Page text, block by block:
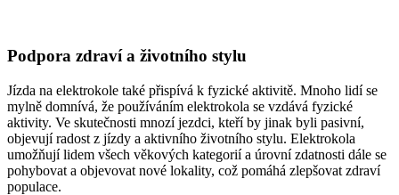
Podpora zdraví a životního stylu
Jízda na elektrokole také přispívá k fyzické aktivitě. Mnoho lidí se
mylně domnívá, že používáním elektrokola se vzdává fyzické
aktivity. Ve skutečnosti mnozí jezdci, kteří by jinak byli pasivní,
objevují radost z jízdy a aktivního životního stylu. Elektrokola
umožňují lidem všech věkových kategorií a úrovní zdatnosti dále se
pohybovat a objevovat nové lokality, což pomáhá zlepšovat zdraví
populace.